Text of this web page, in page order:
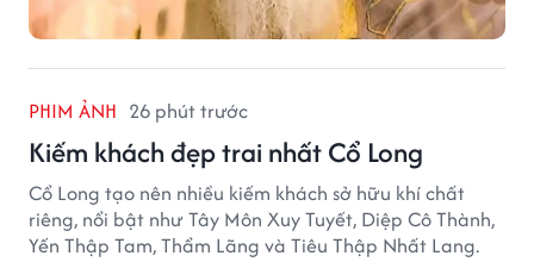
PHIM ẢNH 26 phút trước
Kiếm khách đẹp trai nhất Cổ Long
Cổ Long tạo nên nhiều kiếm khách sở hữu khí chất
riêng, nổi bật như Tây Môn Xuy Tuyết, Diệp Cô Thành,
Yến Thập Tam, Thẩm Lãng và Tiêu Thập Nhất Lang.